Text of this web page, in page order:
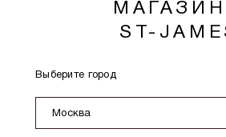
ST-
Выберите город
Москва